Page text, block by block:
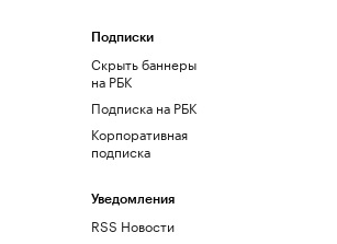
Подписки
Скрыть баннеры
на РБК
Подписка на РБК
Корпоративная
подписка
Уведомления
RSS Новости